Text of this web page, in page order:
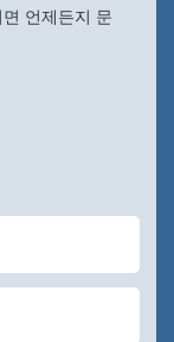
언제든지 문